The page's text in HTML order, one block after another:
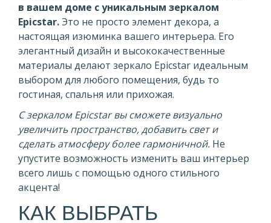
в вашем доме с уникальным зеркалом
Epicstar.Это не просто элемент декора, а
настоящая изюминка вашего интерьера. Его
элегантный дизайн и высококачественные
материалы делают зеркало Epicstar идеальным
выбором для любого помещения, будь то
гостиная, спальня или прихожая.
С зеркалом Epicstar вы сможете визуально
увеличить пространство, добавить свет и
сделать атмосферу более гармоничной. Не
упустите возможность изменить ваш интерьер
всего лишь с помощью одного стильного
акцента!
КАК ВЫБРАТЬ